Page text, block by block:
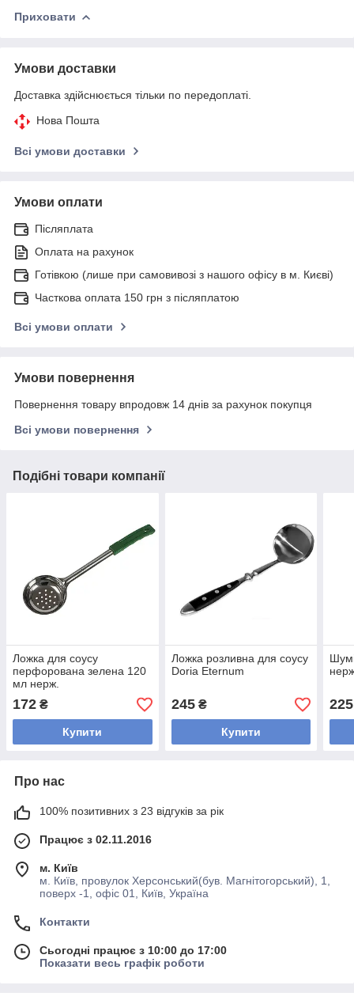
Приховати
Умови доставки
Доставка здійснюється тільки по передоплаті.
Нова Пошта
Всі умови доставки
Умови оплати
Післяплата
Оплата на рахунок
Готівкою (лише при самовивозі з нашого офісу в м. Києві)
Часткова оплата 150 грн з післяплатою
Всі умови оплати
Умови повернення
Повернення товару впродовж 14 днів за рахунок покупця
Всі умови повернення
Подібні товари компанії
Ложка для соусу
перфорована зелена 120
мл нерж.
172 ₴
Купити
Ложка розливна для соусу
Doria Eternum
245₴
Купити
225
Про нас
100% позитивних з 23 відгуків за рік
Працює з 02.11.2016
м. Київ
м. Київ, провулок Херсонський(був. Магнітогорський), 1,
поверх -1, офіс 01, Київ, Україна
Контакти
Сьогодні працює з 10:00 до 17:00
Показати весь графік роботи